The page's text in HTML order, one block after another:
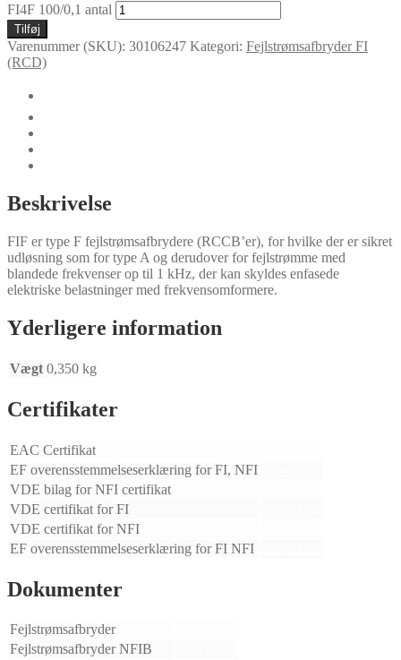
FI4F 100/0,1 antal
Tilføj
Varenummer (SKU): 30106247 Kategori: Fejlstrømsafbryder FI
(RCD)
Beskrivelse
FIF er type F fejlstrømsafbrydere (RCCB’er), for hvilke der er sikret
udløsning som for type A og derudover for fejlstrømme med
blandede frekvenser op til 1 kHz, der kan skyldes enfasede
elektriske belastninger med frekvensomformere.
Yderligere information
Vægt 0,350 kg
Certifikater
EAC Certifikat
EF overensstemmelseserklæring for FI, NFI
VDE bilag for NFI certifikat
VDE certifikat for FI
VDE certifikat for NFI
EF overensstemmelseserklæring for FI NFI
Dokumenter
Fejlstrømsafbryder
Fejlstrømsafbryder NFIB